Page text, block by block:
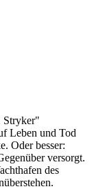
Stryker"
Leben und Tod
Oder besser:
versorgt.
des